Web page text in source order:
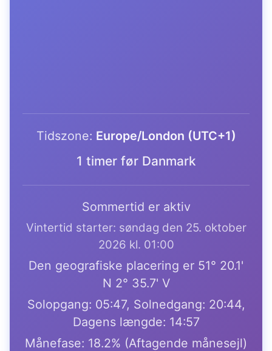
Tidszone: Europe/London (UTC+1)
1 timer før Danmark
Sommertid er aktiv
Vintertid starter: søndag den 25. oktober
2026 kl. 01:00
Den geografiske placering er 51° 20.1'
N 2° 35.7' V
Solopgang: 05:47, Solnedgang: 20:44,
Dagens længde: 14:57
Månefase: 18.2% (Aftagende månesejl)